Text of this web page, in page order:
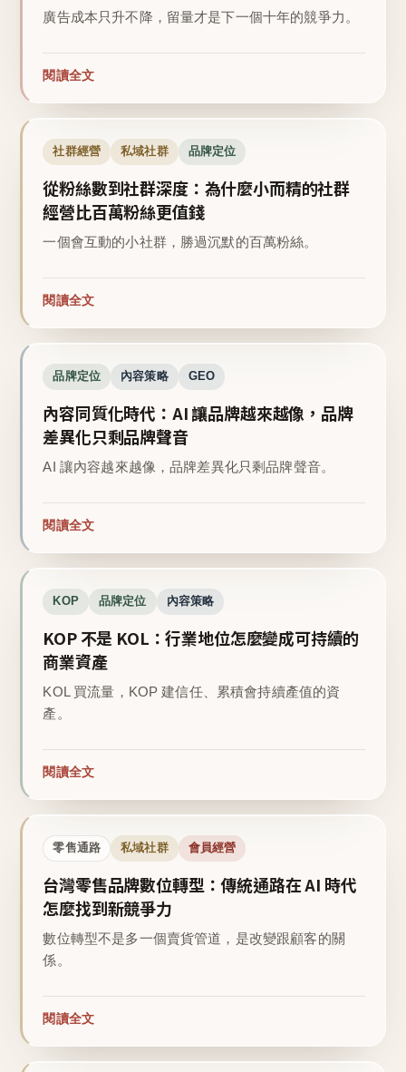
廣告成本只升不降，留量才是下一個十年的競爭力。
閱讀全文
社群經營 私域社群 品牌定位
從粉絲數到社群深度：為什麼小而精的社群
經營比百萬粉絲更值錢
一個會互動的小社群，勝過沉默的百萬粉絲。
閱讀全文
品牌定位 內容策略 GEO
內容同質化時代：AI 讓品牌越來越像，品牌
差異化只剩品牌聲音
AI 讓內容越來越像，品牌差異化只剩品牌聲音。
閱讀全文
KOP 品牌定位 內容策略
KOP 不是 KOL：行業地位怎麼變成可持續的
商業資產
KOL 買流量，KOP 建信任、累積會持續產值的資
產。
閱讀全文
零售通路 私域社群 會員經營
台灣零售品牌數位轉型：傳統通路在 AI 時代
怎麼找到新競爭力
數位轉型不是多一個賣貨管道，是改變跟顧客的關
係。
閱讀全文